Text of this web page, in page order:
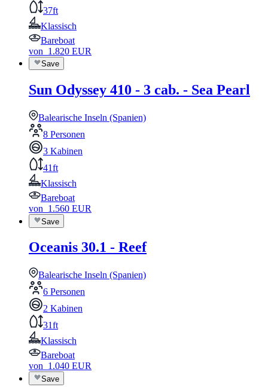
37ft
Klassisch
Bareboat
von 1.820 EUR
Save
Sun Odyssey 410 - 3 cab. - Sea Pearl
Balearische Inseln (Spanien)
8 Personen
3 Kabinen
41ft
Klassisch
Bareboat
von 1.560 EUR
Save
Oceanis 30.1 - Reef
Balearische Inseln (Spanien)
6 Personen
2 Kabinen
31ft
Klassisch
Bareboat
von 1.040 EUR
Save